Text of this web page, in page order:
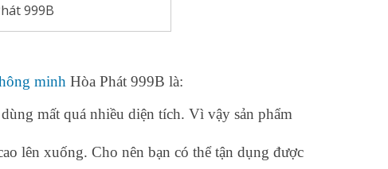
999B
minh Hòa Phát 999B là:
mất quá nhiều diện tích. Vì vậy sản phẩm
lên xuống. Cho nên bạn có thể tận dụng được